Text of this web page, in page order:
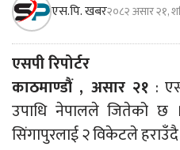
एस.पि. खबर२०८२ असार २१,
एसपी रिपोर्टर
काठमाण्डौं , असार २१ :
उपाधि नेपालले जितेको छ
सिंगापुरलाई २ विकेटले